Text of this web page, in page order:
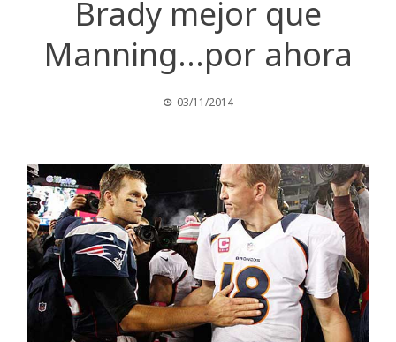
Brady mejor que
Manning…por ahora
03/11/2014